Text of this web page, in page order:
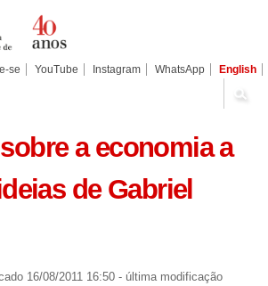
se YouTube Instagram WhatsApp English
a economia a
de Gabriel
16/08/2011 16:50 - última modificação